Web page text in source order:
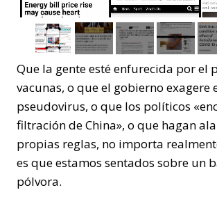
Que la gente esté enfurecida por el
vacunas, o que el gobierno exagere
pseudovirus, o que los políticos
filtración de China», o que hagan
propias reglas, no importa
es que estamos sentados sobre un
pólvora.